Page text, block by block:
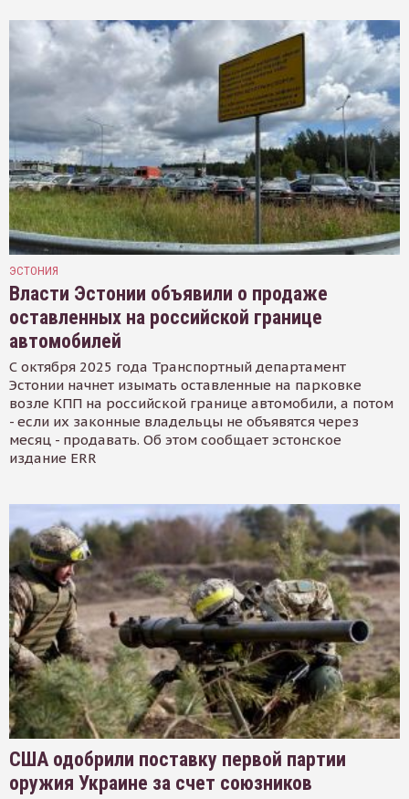
ЭСТОНИЯ
Власти Эстонии объявили о продаже
оставленных на российской границе
автомобилей
С октября 2025 года Транспортный департамент
Эстонии начнет изымать оставленные на парковке
возле КПП на российской границе автомобили, а потом
- если их законные владельцы не объявятся через
месяц - продавать. Об этом сообщает эстонское
издание ERR
США одобрили поставку первой партии
оружия Украине за счет союзников